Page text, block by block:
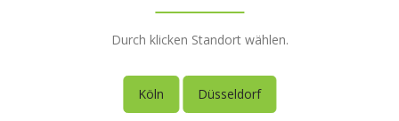
Durch klicken Standort wählen.
Köln Düsseldorf